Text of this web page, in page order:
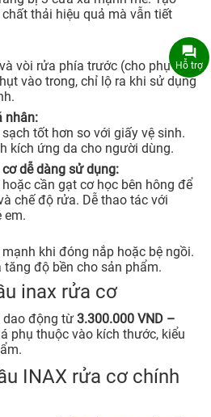
thải hiệu quả mà vẫn tiết
vòi rửa phía trước (cho phụ nữ).
vào trong, chỉ lộ ra khi sử dụng
nhân:
tốt hơn so với giấy vệ sinh.
kích ứng da cho người dùng.
dễ dàng sử dụng:
cần gạt cơ học bên hông để
chế độ rửa. Dễ thao tác với
em.
khi đóng nắp hoặc bệ ngồi.
tăng độ bền cho sản phẩm.
inax rửa cơ
dao động từ 3.300.000 VND –
phụ thuộc vào kích thước, kiểu
INAX rửa cơ chính
Hỗ trợ